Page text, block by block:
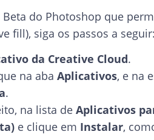
Beta do Photoshop que
fill), siga os passos a seguir:
da Creative Cloud.
na aba Aplicativos, e na
.
na lista de Aplicativos
e clique em Instalar,